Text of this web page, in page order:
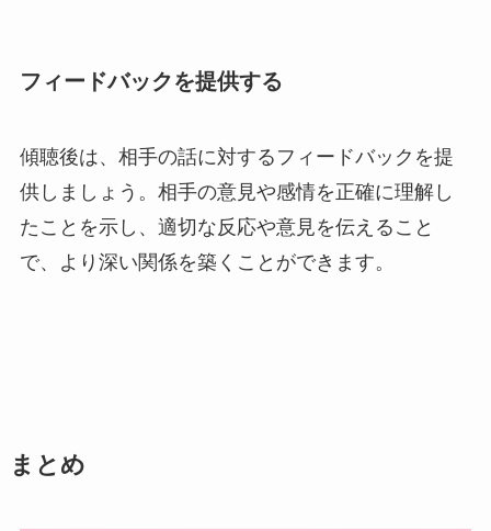
フィードバックを提供する
傾聴後は、相手の話に対するフィードバックを提
供しましょう。相手の意見や感情を正確に理解し
たことを示し、適切な反応や意見を伝えること
で、より深い関係を築くことができます。
まとめ